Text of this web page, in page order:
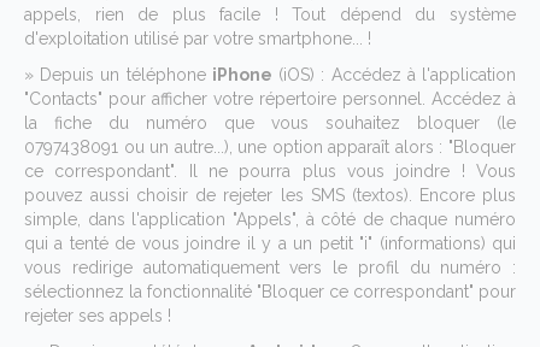
appels, rien de plus facile ! Tout dépend du système
d'exploitation utilisé par votre smartphone... !
» Depuis un téléphone iPhone (iOS) : Accédez à l'application
"Contacts" pour afficher votre répertoire personnel. Accédez à
la fiche du numéro que vous souhaitez bloquer (le
0797438091 ou un autre...), une option apparaît alors : "Bloquer
ce correspondant". Il ne pourra plus vous joindre ! Vous
pouvez aussi choisir de rejeter les SMS (textos). Encore plus
simple, dans l'application "Appels", à côté de chaque numéro
qui a tenté de vous joindre il y a un petit "i" (informations) qui
vous redirige automatiquement vers le profil du numéro :
sélectionnez la fonctionnalité "Bloquer ce correspondant" pour
rejeter ses appels !